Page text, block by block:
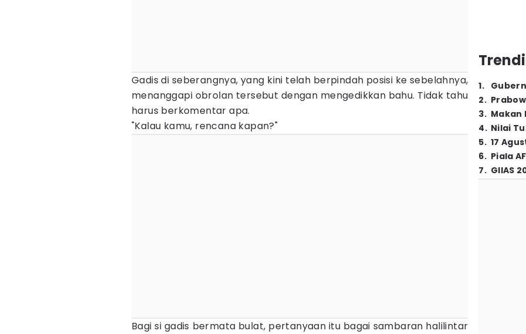
Gadis di seberangnya, yang kini telah berpindah posisi ke sebelahnya,
menanggapi obrolan tersebut dengan mengedikkan bahu. Tidak tahu
harus berkomentar apa.
"Kalau kamu, rencana kapan?"
Bagi si gadis bermata bulat, pertanyaan itu bagai sambaran halilintar
1.
2.
3. Makan
4. Nilai
5. 17
6. Piala
7. GIIAS